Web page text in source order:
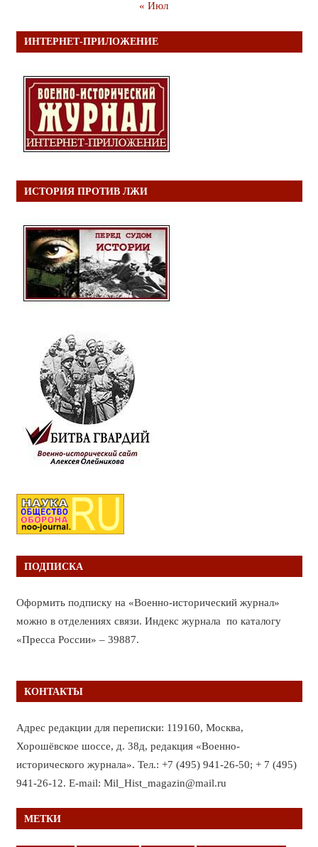
« Июл
ИНТЕРНЕТ-ПРИЛОЖЕНИЕ
ИСТОРИЯ ПРОТИВ ЛЖИ
ПОДПИСКА
Оформить подписку на «Военно-исторический журнал»
можно в отделениях связи. Индекс журнала по каталогу
«Пресса России» – 39887.
КОНТАКТЫ
Адрес редакции для переписки: 119160, Москва,
Хорошёвское шоссе, д. 38д, редакция «Военно-
исторического журнала». Тел.: +7 (495) 941-26-50; + 7 (495)
941-26-12. E-mail: Mil_Hist_magazin@mail.ru
МЕТКИ